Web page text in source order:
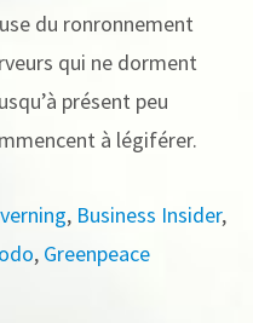
du ronronnement
qui ne dorment
présent peu
à légiférer.
, Business Insider,
, Greenpeace